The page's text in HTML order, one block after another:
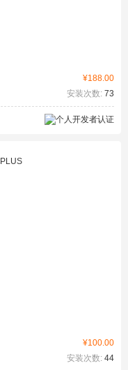
¥188.00
安装次数: 73
¥100.00
安装次数: 44